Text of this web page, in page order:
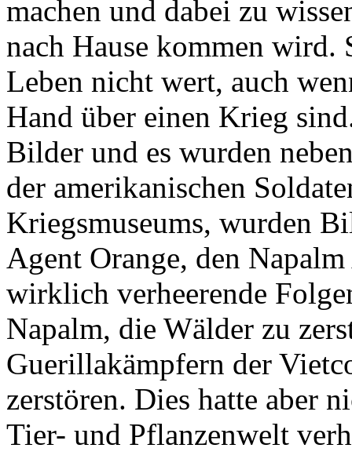
machen und dabei zu
nach Hause kommen wird.
Leben nicht wert, auch
Hand über einen Krieg
Bilder und es wurden
der amerikanischen
Kriegsmuseums, wurden
Agent Orange, den
wirklich verheerende
Napalm, die Wälder zu
Guerillakämpfern der
zerstören. Dies hatte aber
Tier- und Pflanzenwelt